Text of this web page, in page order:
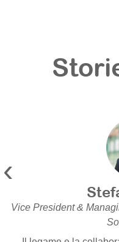
Vice President &
‹